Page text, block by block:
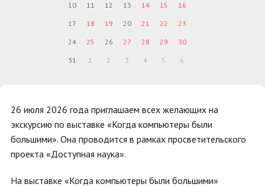
26 июля 2026 года приглашаем всех желающих на
экскурсию по выставке «Когда компьютеры были
большими». Она проводится в рамках просветительского
проекта «Доступная наука».
На выставке «Когда компьютеры были большими»
10 11 12 13 14 15 16
17 18 19 20 21 22 23
24 25 26 27 28 29 30
31 1 2 3 4 5 6